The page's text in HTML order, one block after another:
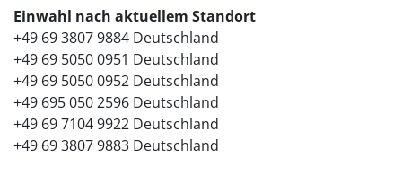
Einwahl nach aktuellem Standort
+49 69 3807 9884 Deutschland
+49 69 5050 0951 Deutschland
+49 69 5050 0952 Deutschland
+49 695 050 2596 Deutschland
+49 69 7104 9922 Deutschland
+49 69 3807 9883 Deutschland